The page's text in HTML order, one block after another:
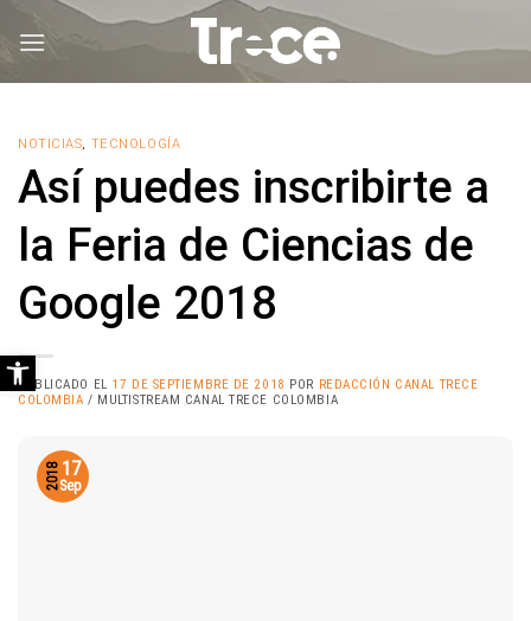
NOTICIAS, TECNOLOGÍA
Así puedes inscribirte a
la Feria de Ciencias de
Google 2018
PUBLICADO EL 17 DE SEPTIEMBRE DE 2018 POR REDACCIÓN CANAL TRECE
COLOMBIA / MULTISTREAM CANAL TRECE COLOMBIA
17
Sep
2018
Abrir barra de herramientas